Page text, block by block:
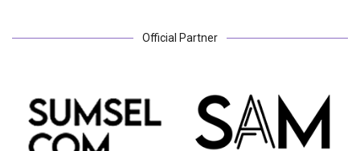
Official Partner